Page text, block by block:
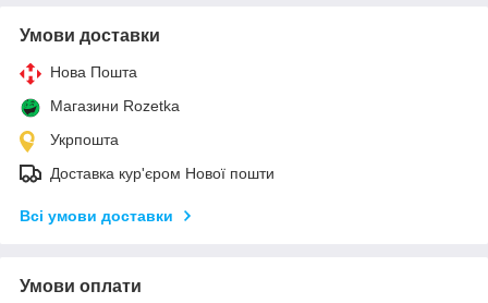
Умови доставки
Нова Пошта
Магазини Rozetka
Укрпошта
Доставка кур'єром Нової пошти
Всі умови доставки
Умови оплати